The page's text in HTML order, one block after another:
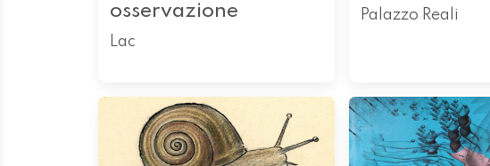
osservazione
Lac
Palazzo Reali